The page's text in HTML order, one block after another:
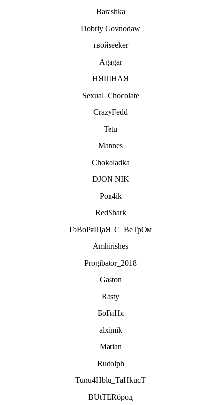
Barashka
Dobriy Govnodaw
твойseeker
Agagar
НЯШНАЯ
Sexual_Chocolate
CrazyFedd
Tetu
Mannes
Chokoladka
DJON NIK
Pon4ik
RedShark
ГоВоРяЩаЯ_С_ВеТрОм
Amhirishes
Progibator_2018
Gaston
Rasty
БоГиНя
alximik
Marian
Rudolph
Tunu4Hblu_TaHkucT
BUtTERброд